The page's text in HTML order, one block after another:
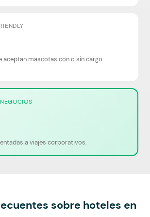
aceptan mascotas con o sin cargo
a viajes corporativos.
sobre hoteles en